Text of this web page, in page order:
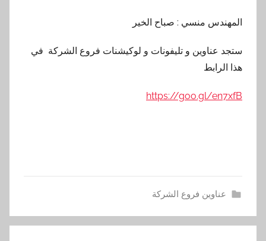
المهندس منسي : صباح الخير
ستجد عناوين و تليفونات و لوكيشنات فروع الشركة في
هذا الرابط
https://goo.gl/en7xfB
عناوين فروع الشركة
ا